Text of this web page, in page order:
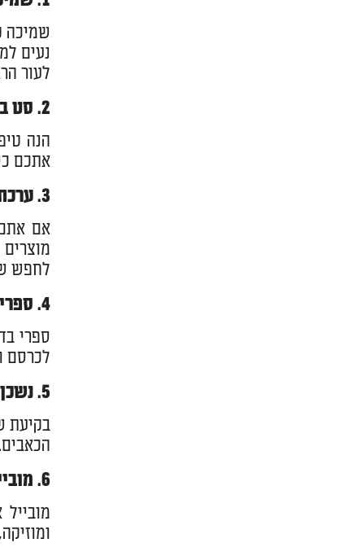
שמיכה
נעים
לעור
2. סט בגדי תינוק ראשונים בגדלים מעשיים
אתכם
3. ערכת מתנה ליולדת — הבחירה החכמה
אם
לחפש
4. ספרי בד צבעוניים לגיל הרך
ספרי
לכרסם
5. נשכן סיליקון איכותי
6. מובייל למיטת תינוק